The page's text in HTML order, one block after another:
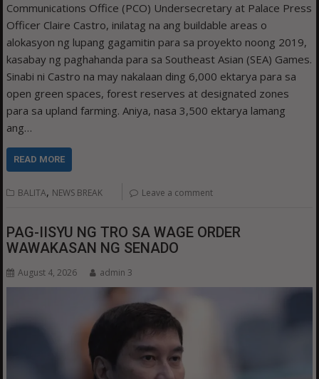
Communications Office (PCO) Undersecretary at Palace Press
Officer Claire Castro, inilatag na ang buildable areas o
alokasyon ng lupang gagamitin para sa proyekto noong 2019,
kasabay ng paghahanda para sa Southeast Asian (SEA) Games.
Sinabi ni Castro na may nakalaan ding 6,000 ektarya para sa
open green spaces, forest reserves at designated zones
para sa upland farming. Aniya, nasa 3,500 ektarya lamang
ang…
READ MORE
BALITA, NEWS BREAK Leave a comment
PAG-IISYU NG TRO SA WAGE ORDER
WAWAKASAN NG SENADO
August 4, 2026 admin 3